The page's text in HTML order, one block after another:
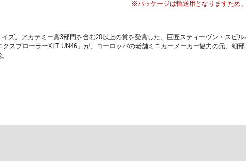
※パッケージは輸送用となりますため
ズ。アカデミー賞3部門を含む20以上の賞を受賞した、巨匠スティーヴン・スピ
スプローラーXLT UN46」が、ヨーロッパの老舗ミニカーメーカー協力の元、細